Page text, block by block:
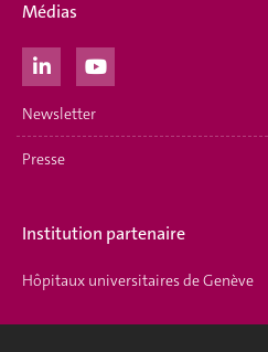
Médias
Newsletter
Presse
Institution partenaire
Hôpitaux universitaires de Genève